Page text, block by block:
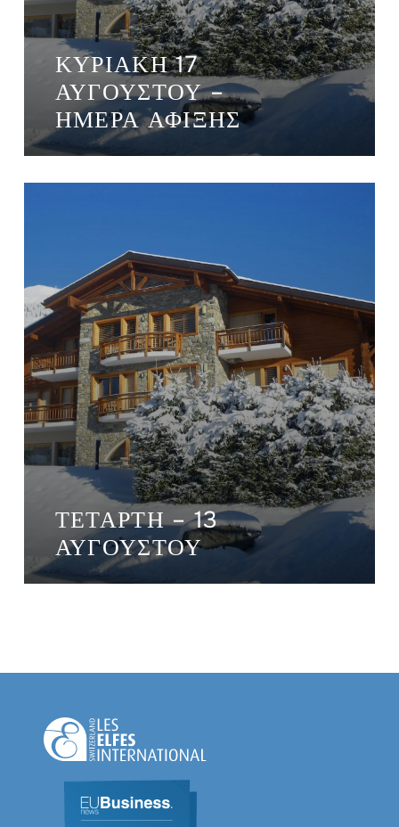
ΚΥΡΙΑΚΉ 17
ΑΥΓΟΎΣΤΟΥ –
ΗΜΈΡΑ ΆΦΙΞΗΣ
ΤΕΤΆΡΤΗ – 13
ΑΥΓΟΎΣΤΟΥ